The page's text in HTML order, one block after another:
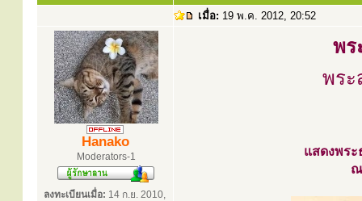
เมื่อ: 19 พ.ค. 2012, 20:52
Hanako
Moderators-1
ลงทะเบียนเมื่อ: 14 ก.ย. 2010,
พร
พระ
แสดงพร
ณ